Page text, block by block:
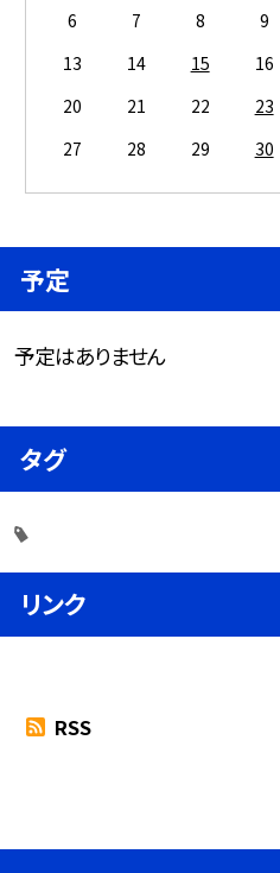
6
7 8 9
13
14 15 16
20
21 22 23
27
28 29 30
予定
予定はありません
タグ
リンク
RSS